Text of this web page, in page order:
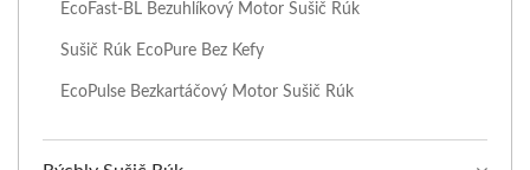
EcoFast-BL Bezuhlíkový Motor Sušič Rúk
Sušič Rúk EcoPure Bez Kefy
EcoPulse Bezkartáčový Motor Sušič Rúk